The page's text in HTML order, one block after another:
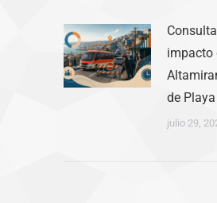
impacto
de
julio 29,